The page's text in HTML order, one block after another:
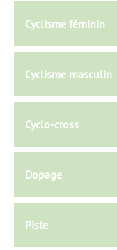
Cyclisme féminin
Cyclisme masculin
Cyclo-cross
Dopage
Piste